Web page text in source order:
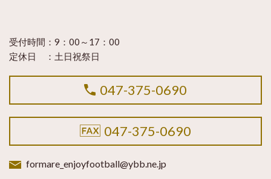
受付時間： 9：00～17：00
定休日 ： 土日祝祭日
047-375-0690
047-375-0690
formare_enjoyfootball@ybb.ne.jp